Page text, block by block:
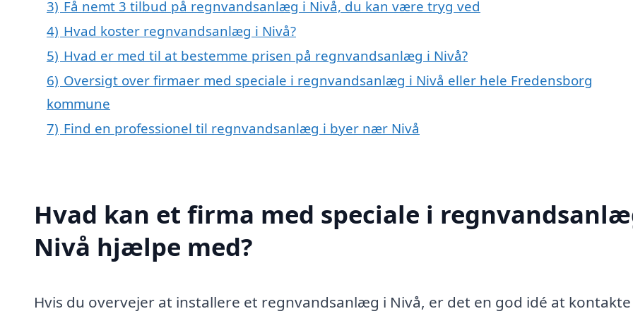
3) Få nemt 3 tilbud på regnvandsanlæg i Nivå, du kan være tryg ved
4) Hvad koster regnvandsanlæg i Nivå?
5) Hvad er med til at bestemme prisen på regnvandsanlæg i Nivå?
6) Oversigt over firmaer med speciale i regnvandsanlæg i Nivå eller hele Fredensborg
kommune
7) Find en professionel til regnvandsanlæg i byer nær Nivå
Hvad kan et firma med speciale i
Nivå hjælpe med?
Hvis du overvejer at installere et regnvandsanlæg i Nivå, er det en god idé at